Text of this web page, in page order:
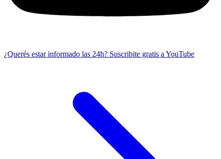
¿Querés estar informado las 24h? Suscribite gratis a YouTube